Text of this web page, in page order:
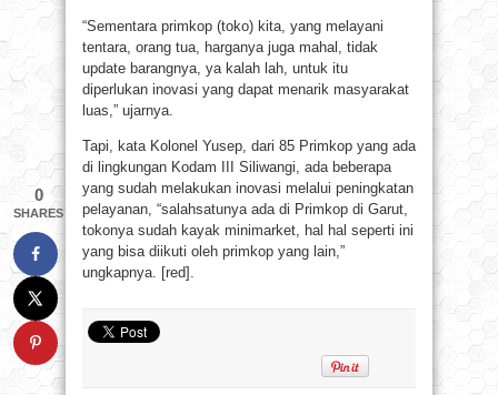
“Sementara primkop (toko) kita, yang melayani
tentara, orang tua, harganya juga mahal, tidak
update barangnya, ya kalah lah, untuk itu
diperlukan inovasi yang dapat menarik masyarakat
luas,” ujarnya.
Tapi, kata Kolonel Yusep, dari 85 Primkop yang ada
di lingkungan Kodam III Siliwangi, ada beberapa
yang sudah melakukan inovasi melalui peningkatan
pelayanan, “salahsatunya ada di Primkop di Garut,
tokonya sudah kayak minimarket, hal hal seperti ini
yang bisa diikuti oleh primkop yang lain,”
ungkapnya. [red].
0
SHARES